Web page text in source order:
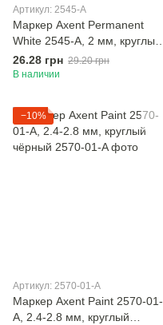
Артикул: 2545-A
Маркер Axent Permanent
White 2545-A, 2 мм, круглый
белый
26.28 грн 29.20 грн
В наличии
−10%
Артикул: 2570-01-A
Маркер Axent Paint 2570-01-
A, 2.4-2.8 мм, круглый